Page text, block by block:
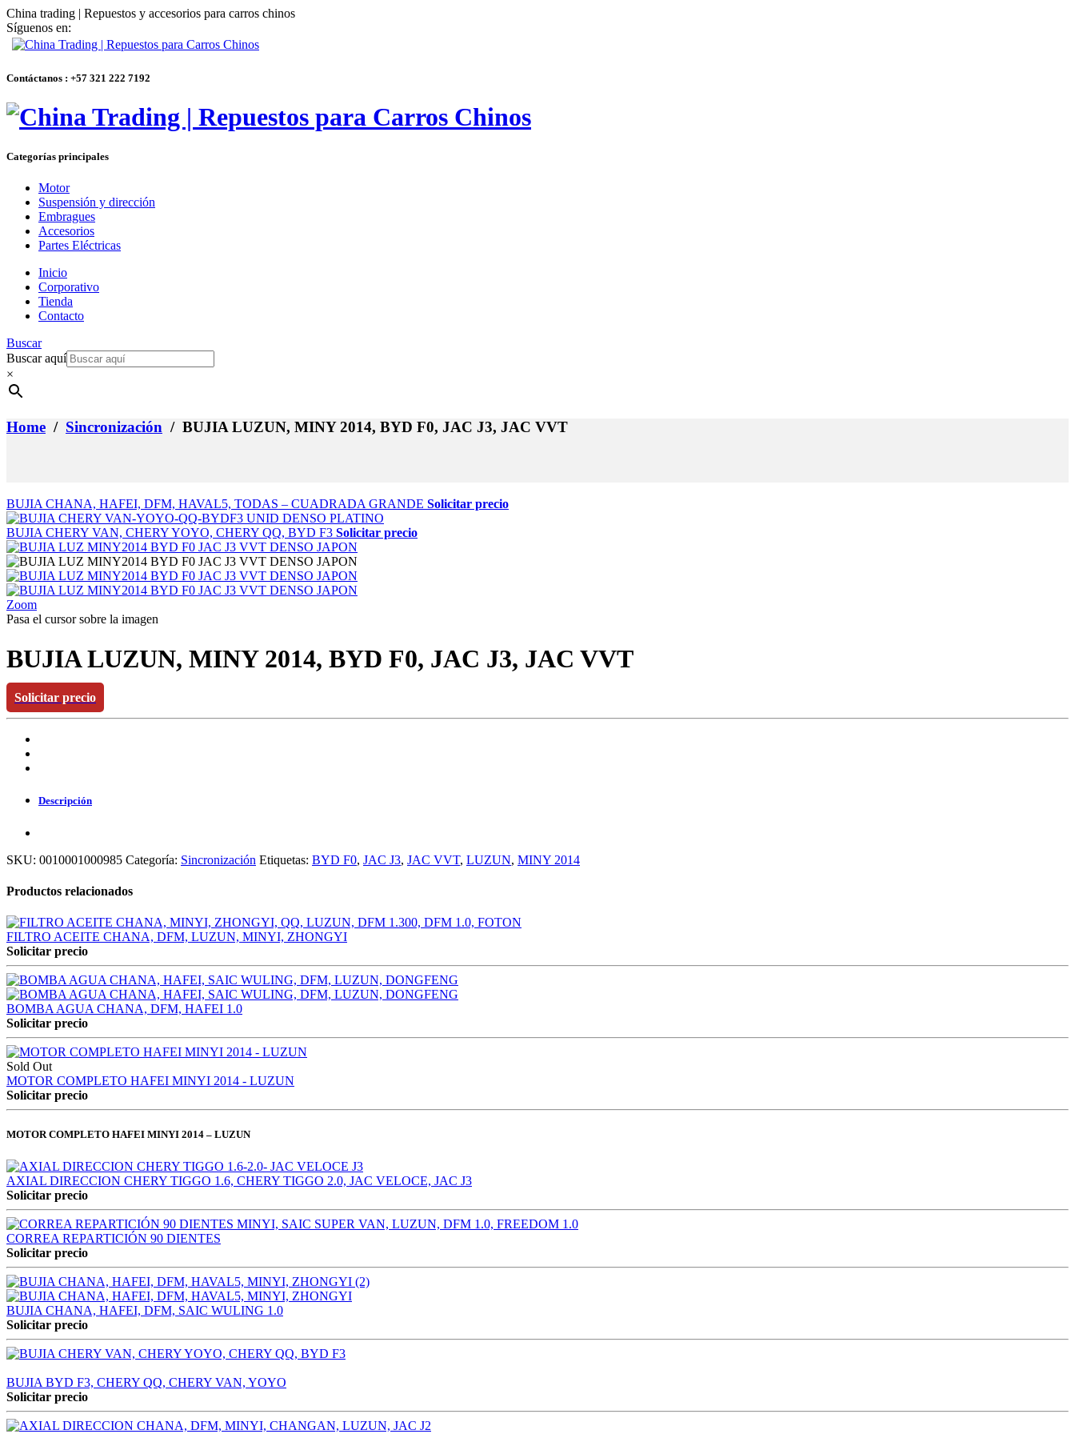
China trading | Repuestos y accesorios para carros chinos
Síguenos en:
Contáctanos : +57 321 222 7192
Categorías principales
Motor
Suspensión y dirección
Embragues
Accesorios
Partes Eléctricas
Inicio
Corporativo
Tienda
Contacto
Buscar
Buscar aquí
×
Home / Sincronización / BUJIA LUZUN, MINY 2014, BYD F0, JAC J3, JAC VVT
BUJIA CHANA, HAFEI, DFM, HAVAL5, TODAS – CUADRADA GRANDE Solicitar precio
BUJIA CHERY VAN, CHERY YOYO, CHERY QQ, BYD F3 Solicitar precio
Zoom
Pasa el cursor sobre la imagen
BUJIA LUZUN, MINY 2014, BYD F0, JAC J3, JAC VVT
Solicitar precio
Descripción
SKU: 0010001000985 Categoría: Sincronización Etiquetas: BYD F0, JAC J3, JAC VVT, LUZUN, MINY 2014
Productos relacionados
FILTRO ACEITE CHANA, DFM, LUZUN, MINYI, ZHONGYI
Solicitar precio
BOMBA AGUA CHANA, DFM, HAFEI 1.0
Solicitar precio
Sold Out
MOTOR COMPLETO HAFEI MINYI 2014 - LUZUN
Solicitar precio
MOTOR COMPLETO HAFEI MINYI 2014 – LUZUN
AXIAL DIRECCION CHERY TIGGO 1.6, CHERY TIGGO 2.0, JAC VELOCE, JAC J3
Solicitar precio
CORREA REPARTICIÓN 90 DIENTES
Solicitar precio
BUJIA CHANA, HAFEI, DFM, SAIC WULING 1.0
Solicitar precio
BUJIA BYD F3, CHERY QQ, CHERY VAN, YOYO
Solicitar precio